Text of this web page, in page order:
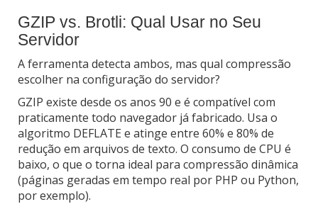
GZIP vs. Brotli: Qual Usar no Seu
Servidor
A ferramenta detecta ambos, mas qual compressão
escolher na configuração do servidor?
GZIP existe desde os anos 90 e é compatível com
praticamente todo navegador já fabricado. Usa o
algoritmo DEFLATE e atinge entre 60% e 80% de
redução em arquivos de texto. O consumo de CPU é
baixo, o que o torna ideal para compressão dinâmica
(páginas geradas em tempo real por PHP ou Python,
por exemplo).